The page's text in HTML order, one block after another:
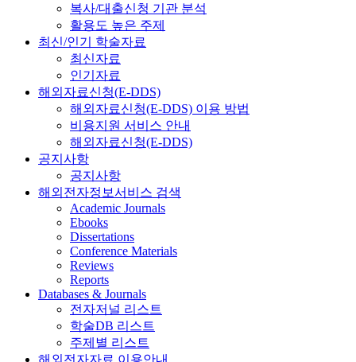
복사/대출신청 기관 분석
활용도 높은 주제
최신/인기 학술자료
최신자료
인기자료
해외자료신청(E-DDS)
해외자료신청(E-DDS) 이용 방법
비용지원 서비스 안내
해외자료신청(E-DDS)
공지사항
공지사항
해외전자정보서비스 검색
Academic Journals
Ebooks
Dissertations
Conference Materials
Reviews
Reports
Databases & Journals
전자저널 리스트
학술DB 리스트
주제별 리스트